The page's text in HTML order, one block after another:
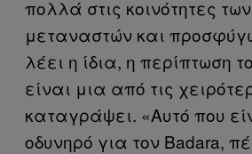
πολλά στις κοινότητες
μεταναστών και
λέει η ίδια, η περίπτωση
είναι μια από τις
καταγράψει. «Αυτό που
οδυνηρό για τον Badara,